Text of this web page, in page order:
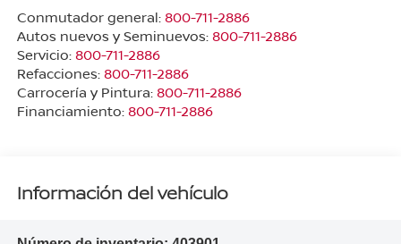
Conmutador general: 800-711-2886
Autos nuevos y Seminuevos: 800-711-2886
Servicio: 800-711-2886
Refacciones: 800-711-2886
Carrocería y Pintura: 800-711-2886
Financiamiento: 800-711-2886
Información del vehículo